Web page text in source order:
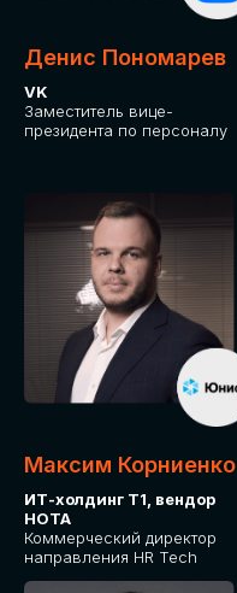
Денис Пономарев
VK
Заместитель вице-
президента по персоналу
Максим Корниенко
ИТ-холдинг Т1, вендор
НОТА
Коммерческий директор
направления HR Tech